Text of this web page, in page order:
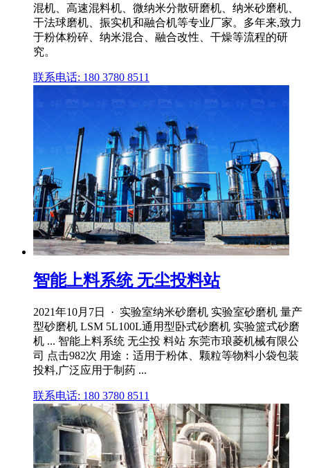
混机、高速混料机、微纳米分散研磨机、纳米砂磨机、
干法球磨机、振实机和融合机等专业厂家。多年来,致力
于粉体粉碎、纳米混合、融合改性、干燥等流程的研
究。
联系电话: 180 3780 8511
智能上料系统 无尘投料站
2021年10月7日 · 实验室纳米砂磨机 实验室砂磨机 量产
型砂磨机 LSM 5L100L通用型卧式砂磨机 实验篮式砂磨
机 ... 智能上料系统 无尘投 料站 东莞市琅菱机械有限公
司 点击982次 用途：适用于粉体、颗粒等物料小袋包装
投料,广泛应用于制药 ...
联系电话: 180 3780 8511